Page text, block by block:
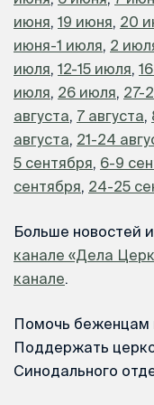
июня, 19 июня, 20
июня-1 июля, 2
июля, 12-15 июля,
июля, 26 июля, 27-
августа, 7 августа,
августа, 21-24
5 сентября, 6-9
сентября, 24-25
Больше новостей
канале «Дела
канале.
Помочь беженцам
Поддержать
Синодального